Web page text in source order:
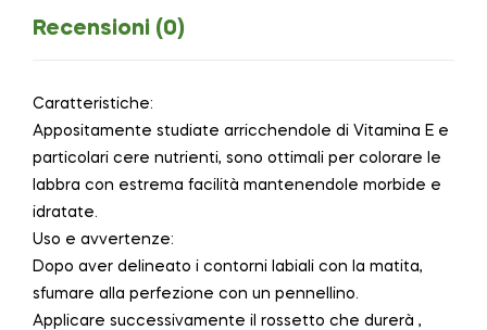
Recensioni (0)
Caratteristiche:
Appositamente studiate arricchendole di Vitamina E e
particolari cere nutrienti, sono ottimali per colorare le
labbra con estrema facilità mantenendole morbide e
idratate.
Uso e avvertenze:
Dopo aver delineato i contorni labiali con la matita,
sfumare alla perfezione con un pennellino.
Applicare successivamente il rossetto che durerà ,